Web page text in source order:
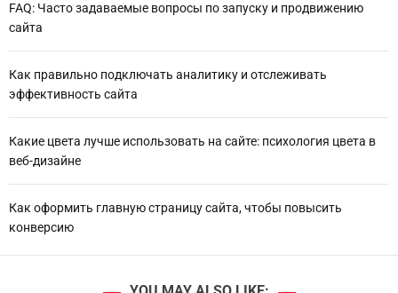
FAQ: Часто задаваемые вопросы по запуску и продвижению
сайта
Как правильно подключать аналитику и отслеживать
эффективность сайта
Какие цвета лучше использовать на сайте: психология цвета в
веб-дизайне
Как оформить главную страницу сайта, чтобы повысить
конверсию